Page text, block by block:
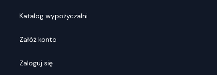
Katalog wypożyczalni
Załóż konto
Zaloguj się